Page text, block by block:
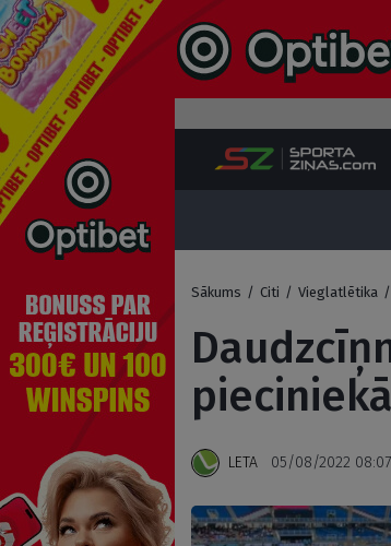
Sākums / Citi / Vieglatlētika /
pieciniekā
LETA 05/08/2022 08:07